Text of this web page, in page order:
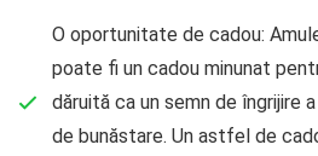
O oportunitate de cadou:
poate fi un cadou minunat
dăruită ca un semn de îngrijire
de bunăstare. Un astfel de